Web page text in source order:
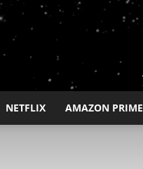
NETFLIX AMAZON PRIME